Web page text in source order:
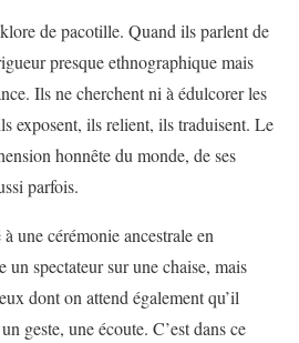
de pacotille. Quand ils parlent de
presque ethnographique mais
Ils ne cherchent ni à édulcorer les
exposent, ils relient, ils traduisent. Le
honnête du monde, de ses
parfois.
une cérémonie ancestrale en
spectateur sur une chaise, mais
dont on attend également qu’il
geste, une écoute. C’est dans ce